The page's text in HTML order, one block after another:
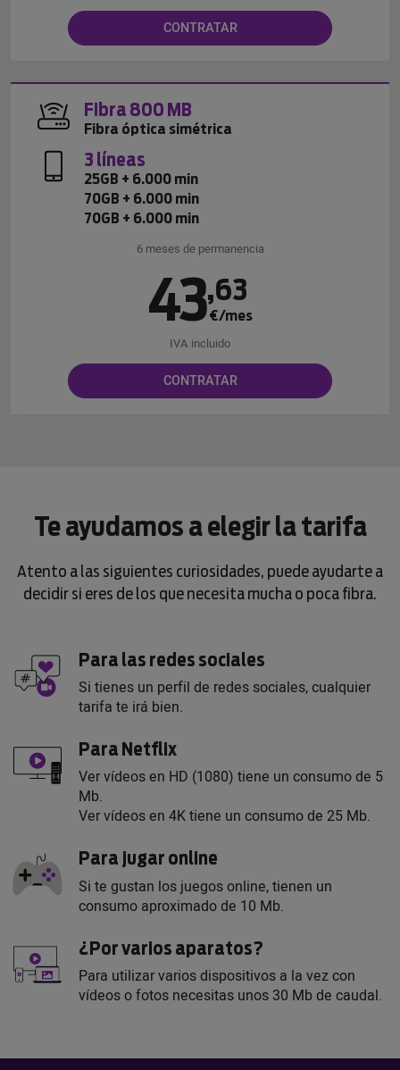
CONTRATAR
Fibra 800 MB
Fibra óptica simétrica
3 líneas
25GB + 6.000 min
70GB + 6.000 min
70GB + 6.000 min
6 meses de permanencia
43,63
€/mes
IVA incluido
CONTRATAR
Te ayudamos a elegir la tarifa
Atento a las siguientes curiosidades, puede ayudarte a
decidir si eres de los que necesita mucha o poca fibra.
Para las redes sociales
Si tienes un perfil de redes sociales, cualquier
tarifa te irá bien.
Para Netflix
Ver vídeos en HD (1080) tiene un consumo de 5
Mb.
Ver vídeos en 4K tiene un consumo de 25 Mb.
Para jugar online
Si te gustan los juegos online, tienen un
consumo aproximado de 10 Mb.
¿Por varios aparatos?
Para utilizar varios dispositivos a la vez con
vídeos o fotos necesitas unos 30 Mb de caudal.